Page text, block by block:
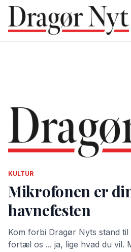
KULTUR
Mikrofonen er
havnefesten
Kom forbi Dragør Nyts stand til
fortæl os ... ja, lige hvad du vil.